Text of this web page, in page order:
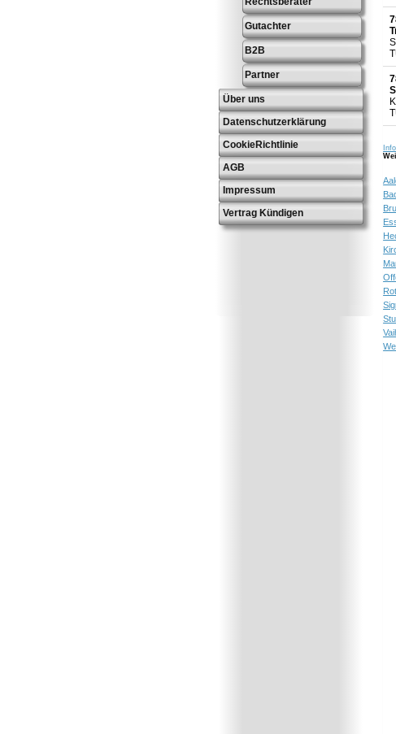
Gutachter
B2B
Partner
Über uns
Datenschutzerklärung
CookieRichtlinie
AGB
Impressum
Vertrag Kündigen